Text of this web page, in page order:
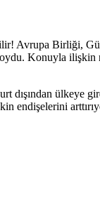
Avrupa Birliği,
Konuyla
dışından
endişelerini